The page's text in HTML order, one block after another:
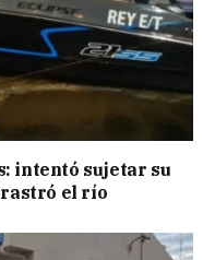
intentó sujetar su
el río